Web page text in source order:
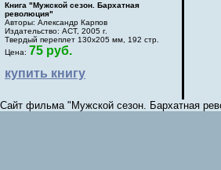
Книга "Мужской сезон. Бархатная
революция"
Авторы: Александр Карпов
Издательство: АСТ, 2005 г.
Твердый переплет 130х205 мм, 192 стр.
Цена: 75 руб.
купить книгу
Сайт фильма "Мужской сезон. Бархатная